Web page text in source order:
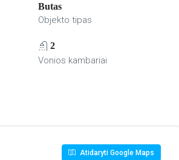
Butas
Objekto tipas
2
Vonios kambariai
Atidaryti Google Maps